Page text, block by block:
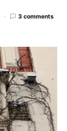
3 comments